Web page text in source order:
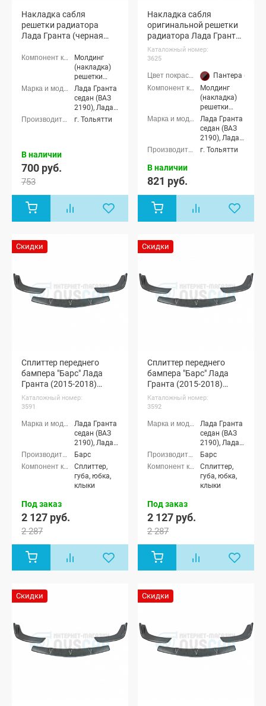
Накладка сабля
решетки радиатора
Лада Гранта (черная
Молдинг
(накладка)
решетки
радиатора
Лада Гранта
седан (ВАЗ
2190), Лада
Гранта
г. Тольятти
В наличии
700 руб.
753
Накладка сабля
оригинальной решетки
радиатора Лада Гранта
(окрашенная)
Каталожный номер:
3625
Пантера (672
Молдинг
(накладка)
решетки
радиатора
Лада Гранта
седан (ВАЗ
2190), Лада
Гранта
г. Тольятти
В наличии
821 руб.
Скидки
Сплиттер переднего
бампера "Барс" Лада
Гранта (2015-2018)
(неокрашенный)
Каталожный номер:
3591
Лада Гранта
седан (ВАЗ
2190), Лада
Гранта
лифтбек
(ВАЗ 2191)
Барс
Сплиттер,
губа, юбка,
клыки
Под заказ
2 127 руб.
2 287
Скидки
Сплиттер переднего
бампера "Барс" Лада
Гранта (2015-2018)
(черная шагрень)
Каталожный номер:
3592
Лада Гранта
седан (ВАЗ
2190), Лада
Гранта
лифтбек
(ВАЗ 2191)
Барс
Сплиттер,
губа, юбка,
клыки
Под заказ
2 127 руб.
2 287
Скидки Скидки